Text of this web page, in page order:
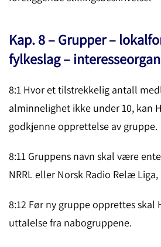
Kap. 8 – Grupper –
fylkeslag –
8:1 Hvor et tilstrekkelig antall
alminnelighet ikke under 10, kan
godkjenne opprettelse av gruppe.
8:11 Gruppens navn skal være
NRRL eller Norsk Radio Relæ
8:12 Før ny gruppe opprettes
uttalelse fra nabogruppene.